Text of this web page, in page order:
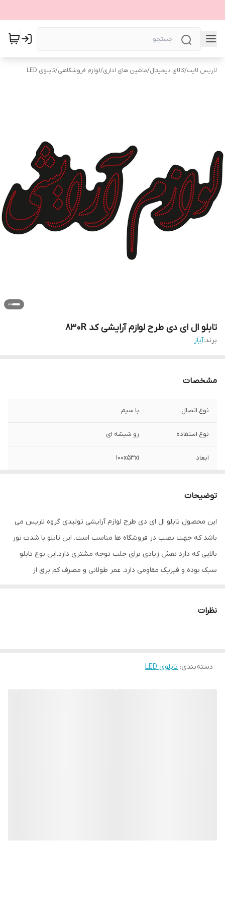
لاریس لایت/کالای دیجیتال/ماشین های اداری/لوازم فروشگاهی/تابلوی LED
تابلو ال ای دی طرح لوازم آرایشی کد 830R
برند:آیاز
مشخصات
نوع اتصال با سیم
نوع استفاده رو شیشه ای
ابعاد 100x53x1
توضیحات
این محصول تابلو ال ای دی طرح لوازم آرایشی تولیدی گروه لاریس می
باشد که جهت نصب در فروشگاه ها مناسب است. این تابلو با شدت نور
بالایی که دارد نقش زیادی برای جلب توجه مشتری دارد.این نوع تابلو
سبک بوده و فیزیک مقاومی دارد. عمر طولانی و مصرف کم برق از
قابلیت نصب بر روی شیشه این تابلو می تواند در هر موقعیتی که لازم
وارد شدن به تابلو نداشته باشیم. با شدت نور بالا این تابلو روز دید است
نظرات
دسته‌بندی: تابلوی LED